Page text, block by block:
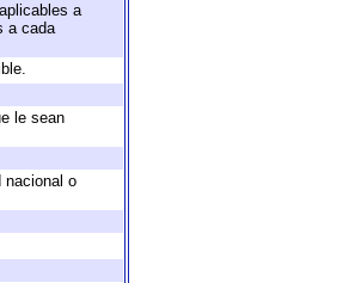
a
a cada
le sean
nacional o